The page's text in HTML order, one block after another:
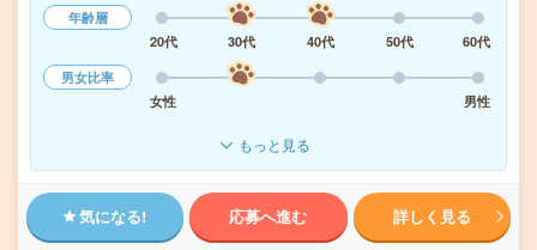
年齢層
20代
30代 40代 50代
60代
男女比率
女性
男性
もっと見る
気になる! 応募へ進む 詳しく見る